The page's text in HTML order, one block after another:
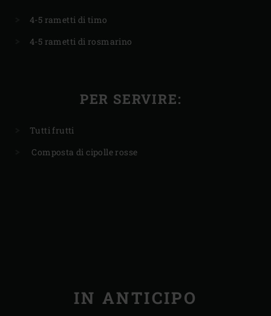
4-5 rametti di timo
4-5 rametti di rosmarino
PER SERVIRE:
Tutti frutti
Composta di cipolle rosse
IN ANTICIPO